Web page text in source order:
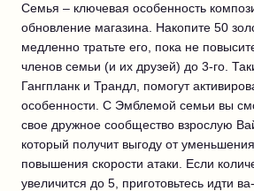
Семья – ключевая особенность
обновление магазина. Накопите 50
медленно тратьте его, пока не
членов семьи (и их друзей) до 3-го.
Гангпланк и Трандл, помогут
особенности. С Эмблемой семьи вы
свое дружное сообщество взрослую
который получит выгоду от
повышения скорости атаки. Если
увеличится до 5, приготовьтесь идти